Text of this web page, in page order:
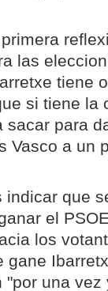
las
tiene
si tiene la
sacar para
Vasco a un
indicar que
el
los
gane
"por una